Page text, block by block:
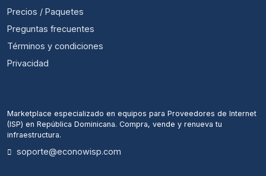
Precios / Paquetes
Preguntas frecuentes
Términos y condiciones
Privacidad
Marketplace especializado en equipos para Proveedores de Internet
(ISP) en República Dominicana. Compra, vende y renueva tu
infraestructura.
soporte@econowisp.com